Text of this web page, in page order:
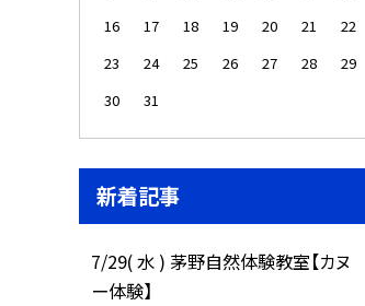
16
17 18 19 20 21
22
23
24 25 26 27 28
29
30
31
新着記事
7/29( 水 ) 茅野自然体験教室【カヌ
ー体験】